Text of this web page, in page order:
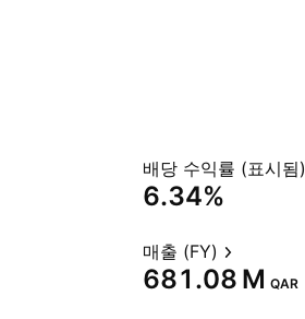
배당 수익률 (표시됨)
6.34%
매출 (FY)
‪681.08 M‬ QAR